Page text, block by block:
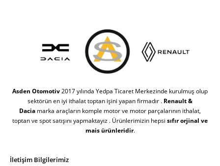
Asden Otomotiv2017 yılında Yedpa Ticaret Merkezinde kurulmuş olup
sektörün en iyi ithalat toptan işini yapan firmadır . Renault &
Dacia marka araçların komple motor ve motor parçalarının ithalat,
toptan ve spot satışını yapmaktayız . Ürünlerimizin hepsi sıfır orjinal ve
mais ürünleridir.
İletişim Bilgilerimiz